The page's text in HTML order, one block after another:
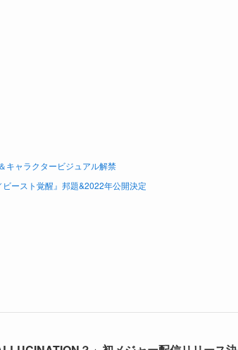
キャラクタービジュアル解禁
ースト覚醒』邦題&2022年公開決定